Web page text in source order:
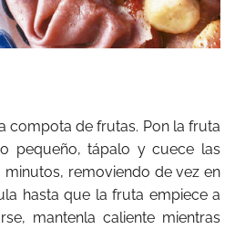
compota de frutas. Pon la fruta
pequeño, tápalo y cuece las
minutos, removiendo de vez en
hasta que la fruta empiece a
mantenla caliente mientras